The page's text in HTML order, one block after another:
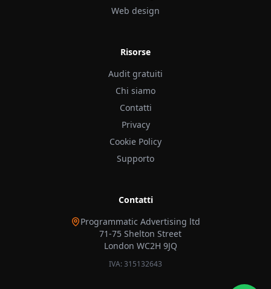
Web design
Risorse
Audit gratuiti
Chi siamo
Contatti
Privacy
Cookie Policy
Supporto
Contatti
Programmatic Advertising ltd
71-75 Shelton Street
London WC2H 9JQ
IVA: 315132643